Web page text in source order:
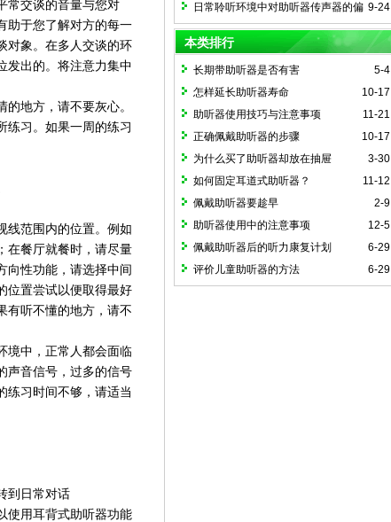
常交谈的音量与您对
助于您了解对方的每一
对象。在多人交谈的环
发出的。将注意力集中
地方，请不要灰心。
练习。如果一周的练习
线范围内的位置。例如
在餐厅就餐时，请尽量
向性功能，请选择中间
位置尝试以便取得最好
有听不懂的地方，请不
境中，正常人都会面临
声音信号，过多的信号
练习时间不够，请适当
到日常对话
使用耳背式助听器功能
9-24
日常聆听环境中对助听器传声器的偏
好程度
本类排行
5-4
长期带助听器是否有害
10-17
怎样延长助听器寿命
11-21
助听器使用技巧与注意事项
10-17
正确佩戴助听器的步骤
3-30
为什么买了助听器却放在抽屉
11-12
如何固定耳道式助听器？
2-9
佩戴助听器要趁早
12-5
助听器使用中的注意事项
6-29
佩戴助听器后的听力康复计划
6-29
评价儿童助听器的方法